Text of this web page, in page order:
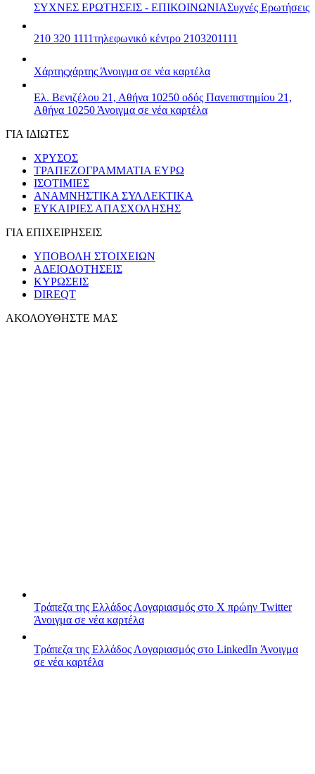
ΣΥΧΝΕΣ ΕΡΩΤΗΣΕΙΣ - ΕΠΙΚΟΙΝΩΝΙΑΣυχνές Ερωτήσεις
210 320 1111τηλεφωνικό κέντρο 2103201111
Χάρτηςχάρτης Άνοιγμα σε νέα καρτέλα
Ελ. Βενιζέλου 21, Αθήνα 10250 οδός Πανεπιστημίου 21,
Αθήνα 10250 Άνοιγμα σε νέα καρτέλα
ΓΙΑ ΙΔΙΩΤΕΣ
ΧΡΥΣΟΣ
ΤΡΑΠΕΖΟΓΡΑΜΜΑΤΙΑ ΕΥΡΩ
ΙΣΟΤΙΜΙΕΣ
ΑΝΑΜΝΗΣΤΙΚΑ ΣΥΛΛΕΚΤΙΚΑ
ΕΥΚΑΙΡΙΕΣ ΑΠΑΣΧΟΛΗΣΗΣ
ΓΙΑ ΕΠΙΧΕΙΡΗΣΕΙΣ
ΥΠΟΒΟΛΗ ΣΤΟΙΧΕΙΩΝ
ΑΔΕΙΟΔΟΤΗΣΕΙΣ
ΚΥΡΩΣΕΙΣ
DIREQT
ΑΚΟΛΟΥΘΗΣΤΕ ΜΑΣ
Τράπεζα της Ελλάδος Λογαριασμός στο X πρώην Twitter
Άνοιγμα σε νέα καρτέλα
Τράπεζα της Ελλάδος Λογαριασμός στο LinkedIn Άνοιγμα
σε νέα καρτέλα